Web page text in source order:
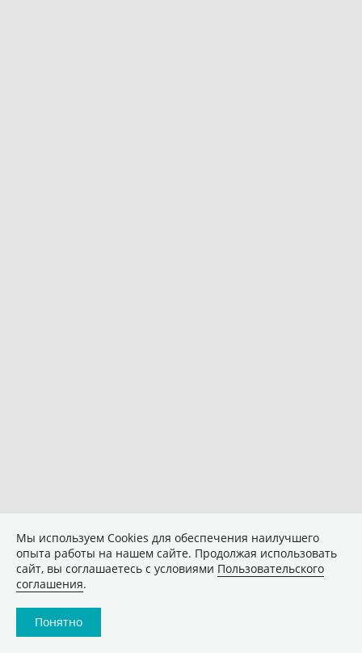
Мы используем Сookies для обеспечения наилучшего
опыта работы на нашем сайте. Продолжая использовать
сайт, вы соглашаетесь с условиями Пользовательского
соглашения.
Понятно